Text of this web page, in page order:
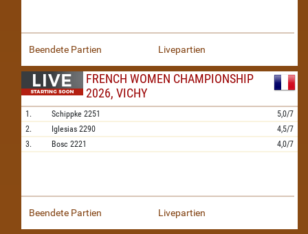
Beendete Partien Livepartien
FRENCH WOMEN CHAMPIONSHIP
2026, VICHY
1. Schippke 2251
5,0/7
2.
Iglesias 2290
4,5/7
3.
Bosc 2221 4,0/7
Beendete Partien Livepartien